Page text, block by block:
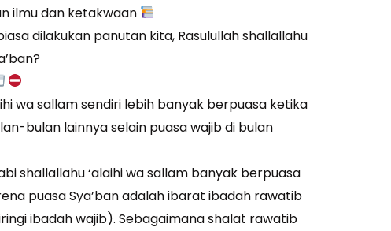
ilmu dan ketakwaan
dilakukan panutan kita, Rasulullah shallallahu
wa sallam sendiri lebih banyak berpuasa ketika
bulan lainnya selain puasa wajib di bulan
shallallahu ‘alaihi wa sallam banyak berpuasa
puasa Sya’ban adalah ibarat ibadah rawatib
ibadah wajib). Sebagaimana shalat rawatib